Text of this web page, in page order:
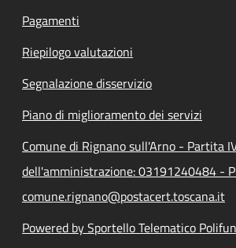
Pagamenti
Riepilogo valutazioni
Segnalazione disservizio
Piano di miglioramento dei servizi
Comune di Rignano sull'Arno - Partita
dell'amministrazione: 03191240484 -
comune.rignano@postacert.toscana.it
Powered by Sportello Telematico